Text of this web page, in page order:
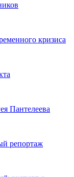
кризиса
Пантелеева
репортаж